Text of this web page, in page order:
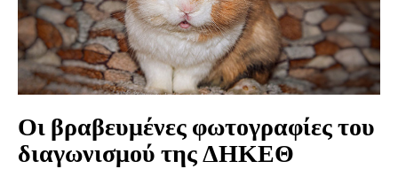
Οι βραβευμένες φωτογραφίες του
διαγωνισμού της ΔΗΚΕΘ